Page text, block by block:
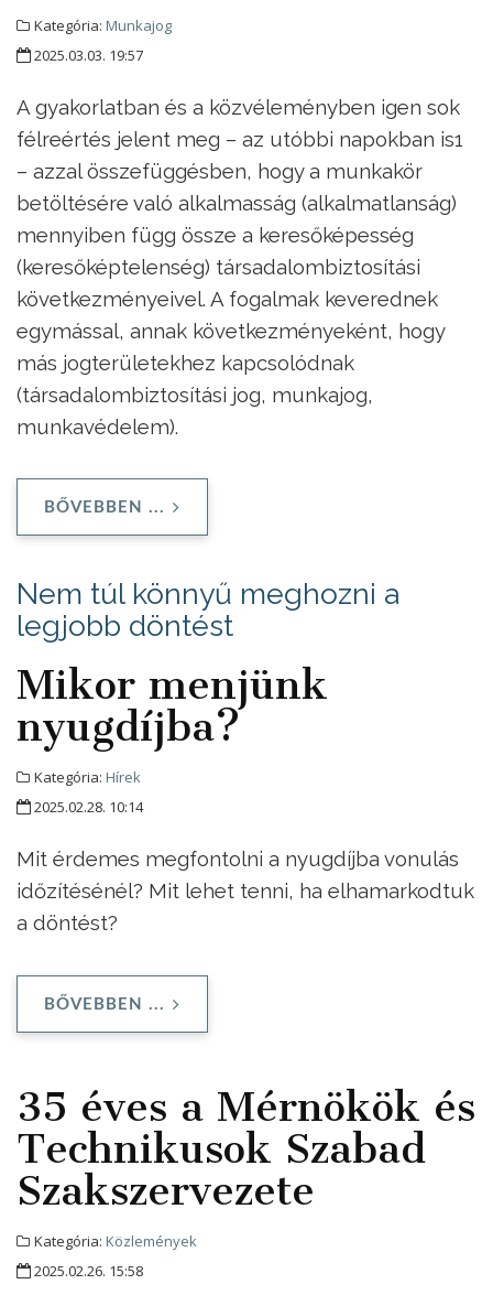
Kategória: Munkajog
2025.03.03. 19:57
A gyakorlatban és a közvéleményben igen sok
félreértés jelent meg – az utóbbi napokban is1
– azzal összefüggésben, hogy a munkakör
betöltésére való alkalmasság (alkalmatlanság)
mennyiben függ össze a keresőképesség
(keresőképtelenség) társadalombiztosítási
következményeivel. A fogalmak keverednek
egymással, annak következményeként, hogy
más jogterületekhez kapcsolódnak
(társadalombiztosítási jog, munkajog,
munkavédelem).
BŐVEBBEN ...
Nem túl könnyű meghozni a
legjobb döntést
Mikor menjünk
nyugdíjba?
Kategória: Hírek
2025.02.28. 10:14
Mit érdemes megfontolni a nyugdíjba vonulás
időzítésénél? Mit lehet tenni, ha elhamarkodtuk
a döntést?
BŐVEBBEN ...
35 éves a Mérnökök és
Technikusok Szabad
Szakszervezete
Kategória: Közlemények
2025.02.26. 15:58